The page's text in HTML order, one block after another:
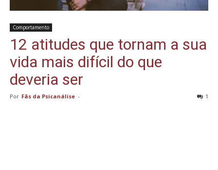
Comportamento
12 atitudes que tornam a sua
vida mais difícil do que
deveria ser
Por Fãs da Psicanálise - 1